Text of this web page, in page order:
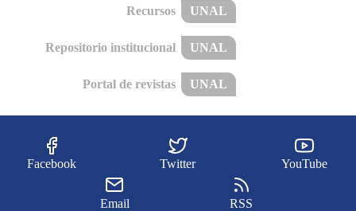
Recursos UNAL
Repositorio institucional UNAL
Portal de revistas UNAL
Facebook Twitter YouTube
Email RSS